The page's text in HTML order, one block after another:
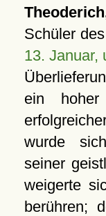
Schüler
13. Januar,
ein
wurde
seiner
weigerte
berühren;